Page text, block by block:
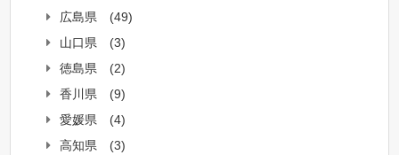
広島県
(49)
山口県
(3)
徳島県
(2)
香川県
(9)
愛媛県
(4)
高知県
(3)